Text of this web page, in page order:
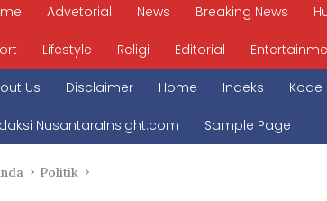
Advetorial News Breaking News
Lifestyle Religi Editorial
Us Disclaimer Home Indeks Kode
NusantaraInsight.com Sample Page
Politik